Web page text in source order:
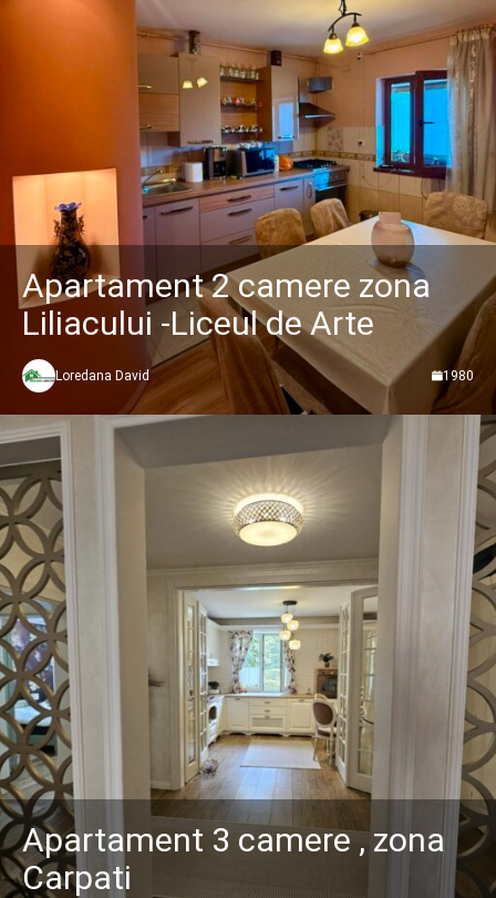
Apartament 2 camere zona
Liliacului -Liceul de Arte
Loredana David 1980
Apartament 3 camere , zona
Carpati